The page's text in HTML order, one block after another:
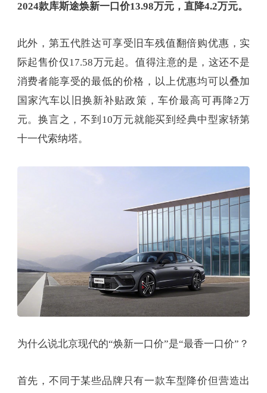
2024款库斯途焕新一口价13.98万元，直降4.2万元。
此外，第五代胜达可享受旧车残值翻倍购优惠，实
际起售价仅17.58万元起。值得注意的是，这还不是
消费者能享受的最低的价格，以上优惠均可以叠加
国家汽车以旧换新补贴政策，车价最高可再降2万
元。换言之，不到10万元就能买到经典中型家轿第
十一代索纳塔。
为什么说北京现代的“焕新一口价”是“最香一口价”？
首先，不同于某些品牌只有一款车型降价但营造出